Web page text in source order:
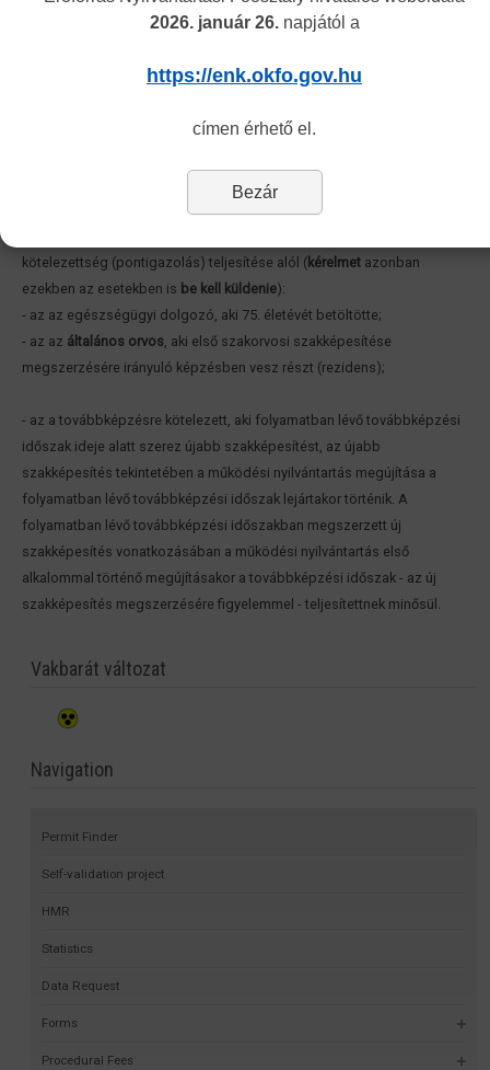
ezen régi szakképesítésével nem szerepel a működési
. Ebben az esetben, mivel az Ügyfél továbbképzési
MENTESÜLÉS A TOVÁBBKÉPZÉSI KÖTELEZETTSÉG TELJESÍTÉSE ALÓL
kötelezettség (pontigazolás) teljesítése alól (kérelmet azonban
ezekben az esetekben is be kell küldenie):
- az az egészségügyi dolgozó, aki 75. életévét betöltötte;
- az az általános orvos, aki első szakorvosi szakképesítése
megszerzésére irányuló képzésben vesz részt (rezidens);
- az a továbbképzésre kötelezett, aki folyamatban lévő továbbképzési
időszak ideje alatt szerez újabb szakképesítést, az újabb
szakképesítés tekintetében a működési nyilvántartás megújítása a
folyamatban lévő továbbképzési időszak lejártakor történik. A
folyamatban lévő továbbképzési időszakban megszerzett új
szakképesítés vonatkozásában a működési nyilvántartás első
alkalommal történő megújításakor a továbbképzési időszak - az új
szakképesítés megszerzésére figyelemmel - teljesítettnek minősül.
Vakbarát változat
Navigation
Permit Finder
Self-validation project
HMR
Statistics
Data Request
Forms
Procedural Fees
2026. január 26.napjától a
https://enk.okfo.gov.hu
címen érhető el.
Bezár